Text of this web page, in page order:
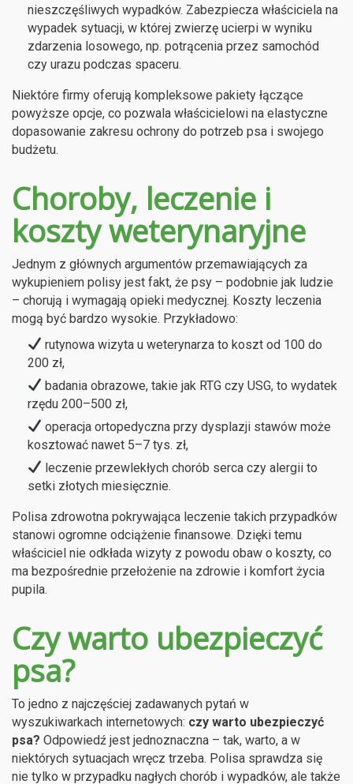
nieszczęśliwych wypadków. Zabezpiecza właściciela na
wypadek sytuacji, w której zwierzę ucierpi w wyniku
zdarzenia losowego, np. potrącenia przez samochód
czy urazu podczas spaceru.
Niektóre firmy oferują kompleksowe pakiety łączące
powyższe opcje, co pozwala właścicielowi na elastyczne
dopasowanie zakresu ochrony do potrzeb psa i swojego
budżetu.
Choroby, leczenie i
koszty weterynaryjne
Jednym z głównych argumentów przemawiających za
wykupieniem polisy jest fakt, że psy – podobnie jak ludzie
– chorują i wymagają opieki medycznej. Koszty leczenia
mogą być bardzo wysokie. Przykładowo:
rutynowa wizyta u weterynarza to koszt od 100 do
200 zł,
badania obrazowe, takie jak RTG czy USG, to wydatek
rzędu 200–500 zł,
operacja ortopedyczna przy dysplazji stawów może
kosztować nawet 5–7 tys. zł,
leczenie przewlekłych chorób serca czy alergii to
setki złotych miesięcznie.
Polisa zdrowotna pokrywająca leczenie takich przypadków
stanowi ogromne odciążenie finansowe. Dzięki temu
właściciel nie odkłada wizyty z powodu obaw o koszty, co
ma bezpośrednie przełożenie na zdrowie i komfort życia
pupila.
Czy warto ubezpieczyć
psa?
To jedno z najczęściej zadawanych pytań w
wyszukiwarkach internetowych: czy warto ubezpieczyć
psa? Odpowiedź jest jednoznaczna – tak, warto, a w
niektórych sytuacjach wręcz trzeba. Polisa sprawdza się
nie tylko w przypadku nagłych chorób i wypadków, ale także